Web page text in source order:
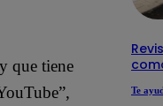
que tiene
Te